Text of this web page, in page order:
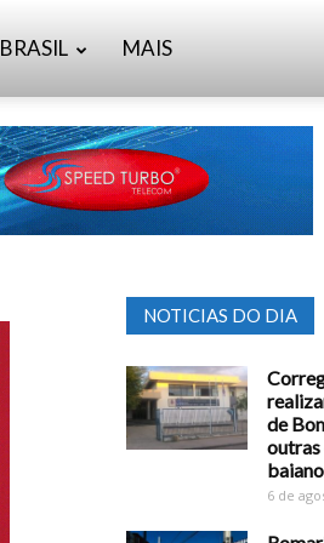
BRASIL MAIS
NOTICIAS DO DIA
de
outras
baiano
6 de